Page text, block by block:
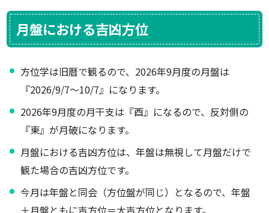
月盤における吉凶方位
方位学は旧暦で観るので、2026年9月度の月盤は
『2026/9/7～10/7』になります。
2026年9月度の月干支は『酉』になるので、反対側の
『東』が月破になります。
月盤における吉凶方位は、年盤は無視して月盤だけで
観た場合の吉凶方位です。
今月は年盤と同会（方位盤が同じ）となるので、年盤
＋月盤ともに吉方位＝大吉方位となります。